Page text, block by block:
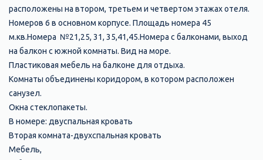
расположены на втором, третьем и четвертом этажах отеля.
Номеров 6 в основном корпусе. Площадь номера 45
м.кв.Номера №21,25, 31, 35,41,45.Номера с балконами, выход
на балкон с южной комнаты. Вид на море.
Пластиковая мебель на балконе для отдыха.
Комнаты объединены коридором, в котором расположен
санузел.
Окна стеклопакеты.
В номере: двуспальная кровать
Вторая комната-двухспальная кровать
Мебель,